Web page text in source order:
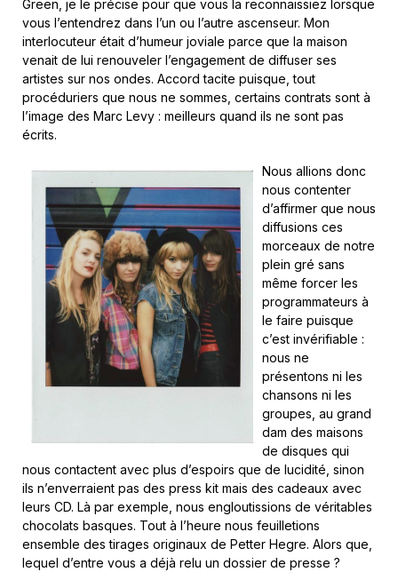
Green, je le précise pour que vous la reconnaissiez lorsque
vous l’entendrez dans l’un ou l’autre ascenseur. Mon
interlocuteur était d’humeur joviale parce que la maison
venait de lui renouveler l’engagement de diffuser ses
artistes sur nos ondes. Accord tacite puisque, tout
procéduriers que nous ne sommes, certains contrats sont à
l’image des Marc Levy : meilleurs quand ils ne sont pas
écrits.
Nous allions donc
nous contenter
d’affirmer que nous
diffusions ces
morceaux de notre
plein gré sans
même forcer les
programmateurs à
le faire puisque
c’est invérifiable :
nous ne
présentons ni les
chansons ni les
groupes, au grand
dam des maisons
de disques qui
nous contactent avec plus d’espoirs que de lucidité, sinon
ils n’enverraient pas des press kit mais des cadeaux avec
leurs CD. Là par exemple, nous engloutissions de véritables
chocolats basques. Tout à l’heure nous feuilletions
ensemble des tirages originaux de Petter Hegre. Alors que,
lequel d’entre vous a déjà relu un dossier de presse ?